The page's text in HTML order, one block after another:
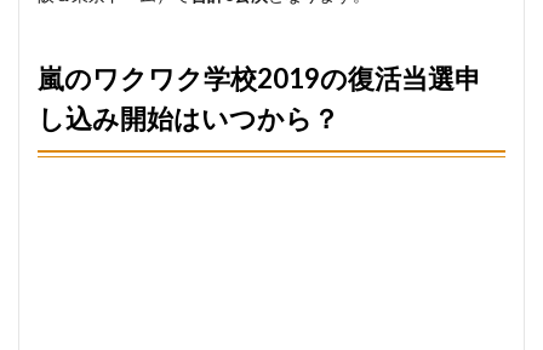
嵐のワクワク学校2019の復活当選申
し込み開始はいつから？